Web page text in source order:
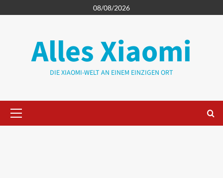
Inhalt
08/08/2026
Alles Xiaomi
DIE XIAOMI-WELT AN EINEM EINZIGEN ORT
Menü